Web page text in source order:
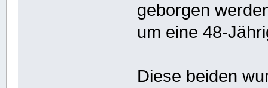
geborgen
um eine 48-
Diese beiden